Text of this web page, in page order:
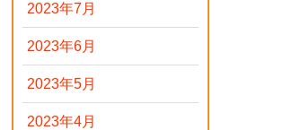
2023年7月
2023年6月
2023年5月
2023年4月